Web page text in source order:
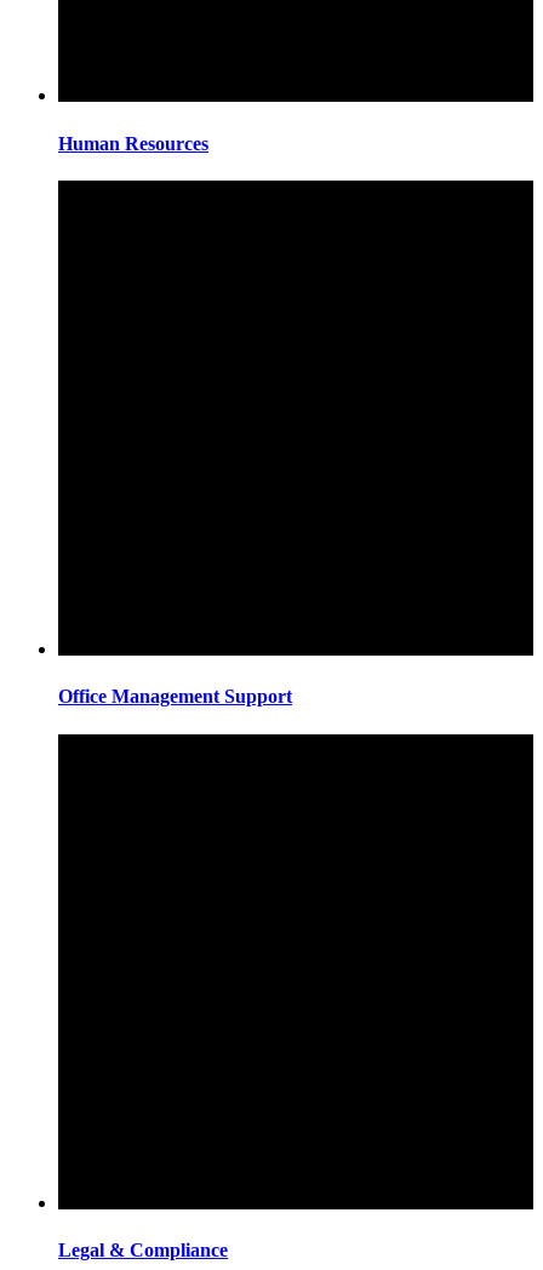
Human Resources
Office Management Support
Legal & Compliance